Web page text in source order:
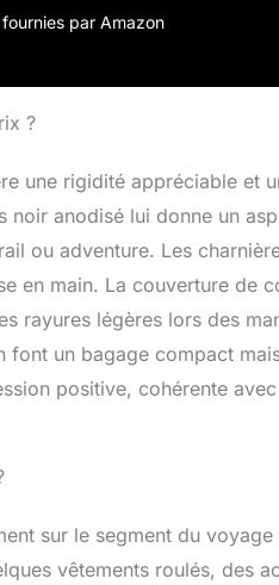
par Amazon
?
une rigidité appréciable et
noir anodisé lui donne un
ou adventure. Les
en main. La couverture de
rayures légères lors des
un bagage compact
positive, cohérente
sur le segment du
vêtements roulés, des